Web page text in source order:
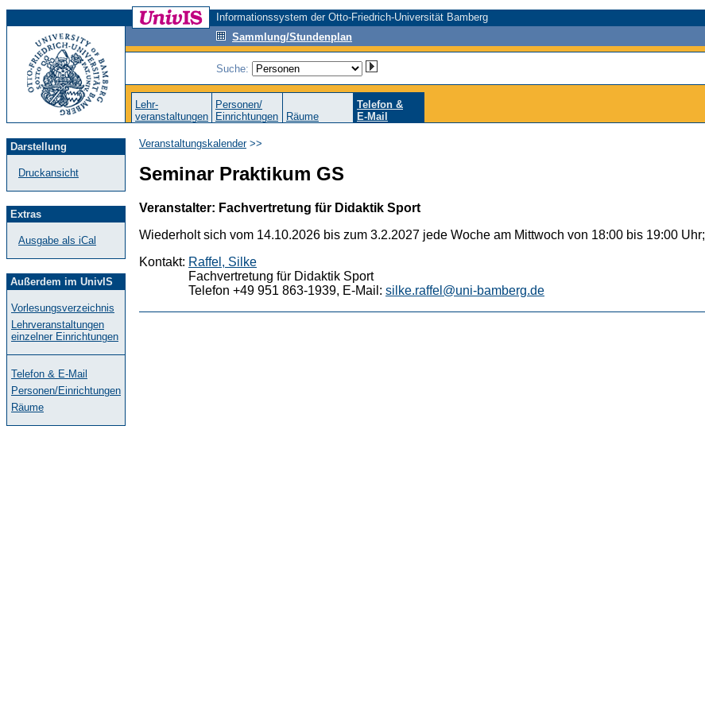
Informationssystem der Otto-Friedrich-Universität Bamberg
Sammlung/Stundenplan
Suche:
Lehr-
veranstaltungen
Personen/
Einrichtungen
Räume
Telefon &
E-Mail
Darstellung
Druckansicht
Extras
Ausgabe als iCal
Außerdem im UnivIS
Vorlesungsverzeichnis
Lehrveranstaltungen
einzelner Einrichtungen
Telefon & E-Mail
Personen/Einrichtungen
Räume
Veranstaltungskalender>>
Seminar Praktikum GS
Veranstalter: Fachvertretung für Didaktik Sport
Wiederholt sich vom 14.10.2026 bis zum 3.2.2027 jede Woche am Mittwoch von 18:00 bis 19:00 Uhr;
Kontakt: Raffel, Silke
Fachvertretung für Didaktik Sport
Telefon +49 951 863-1939, E-Mail: silke.raffel@uni-bamberg.de